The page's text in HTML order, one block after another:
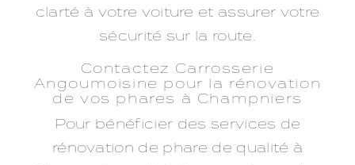
clarté à votre voiture et assurer votre
sécurité sur la route.
Contactez Carrosserie
Angoumoisine pour la rénovation
de vos phares à Champniers
Pour bénéficier des services de
rénovation de phare de qualité à